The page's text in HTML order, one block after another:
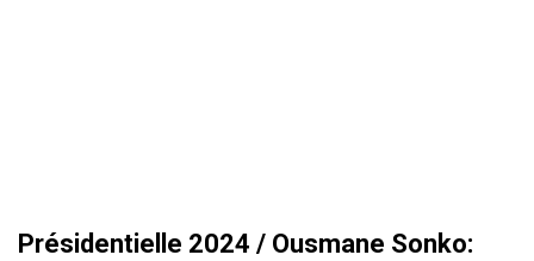
Présidentielle 2024 / Ousmane Sonko: